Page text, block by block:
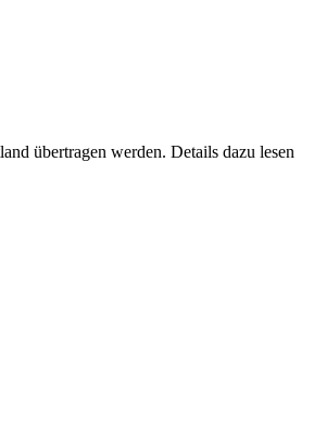
übertragen werden. Details dazu lesen